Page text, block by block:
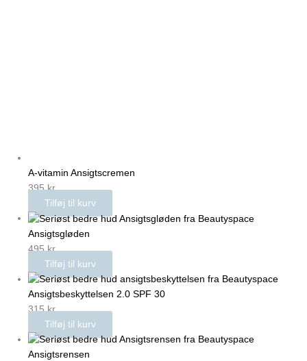
A-vitamin Ansigtscremen
395kr.
Tilføj til kurv
Ansigtsgløden
495kr.
Tilføj til kurv
Ansigtsbeskyttelsen 2.0 SPF 30
315kr.
Tilføj til kurv
Ansigtsrensen